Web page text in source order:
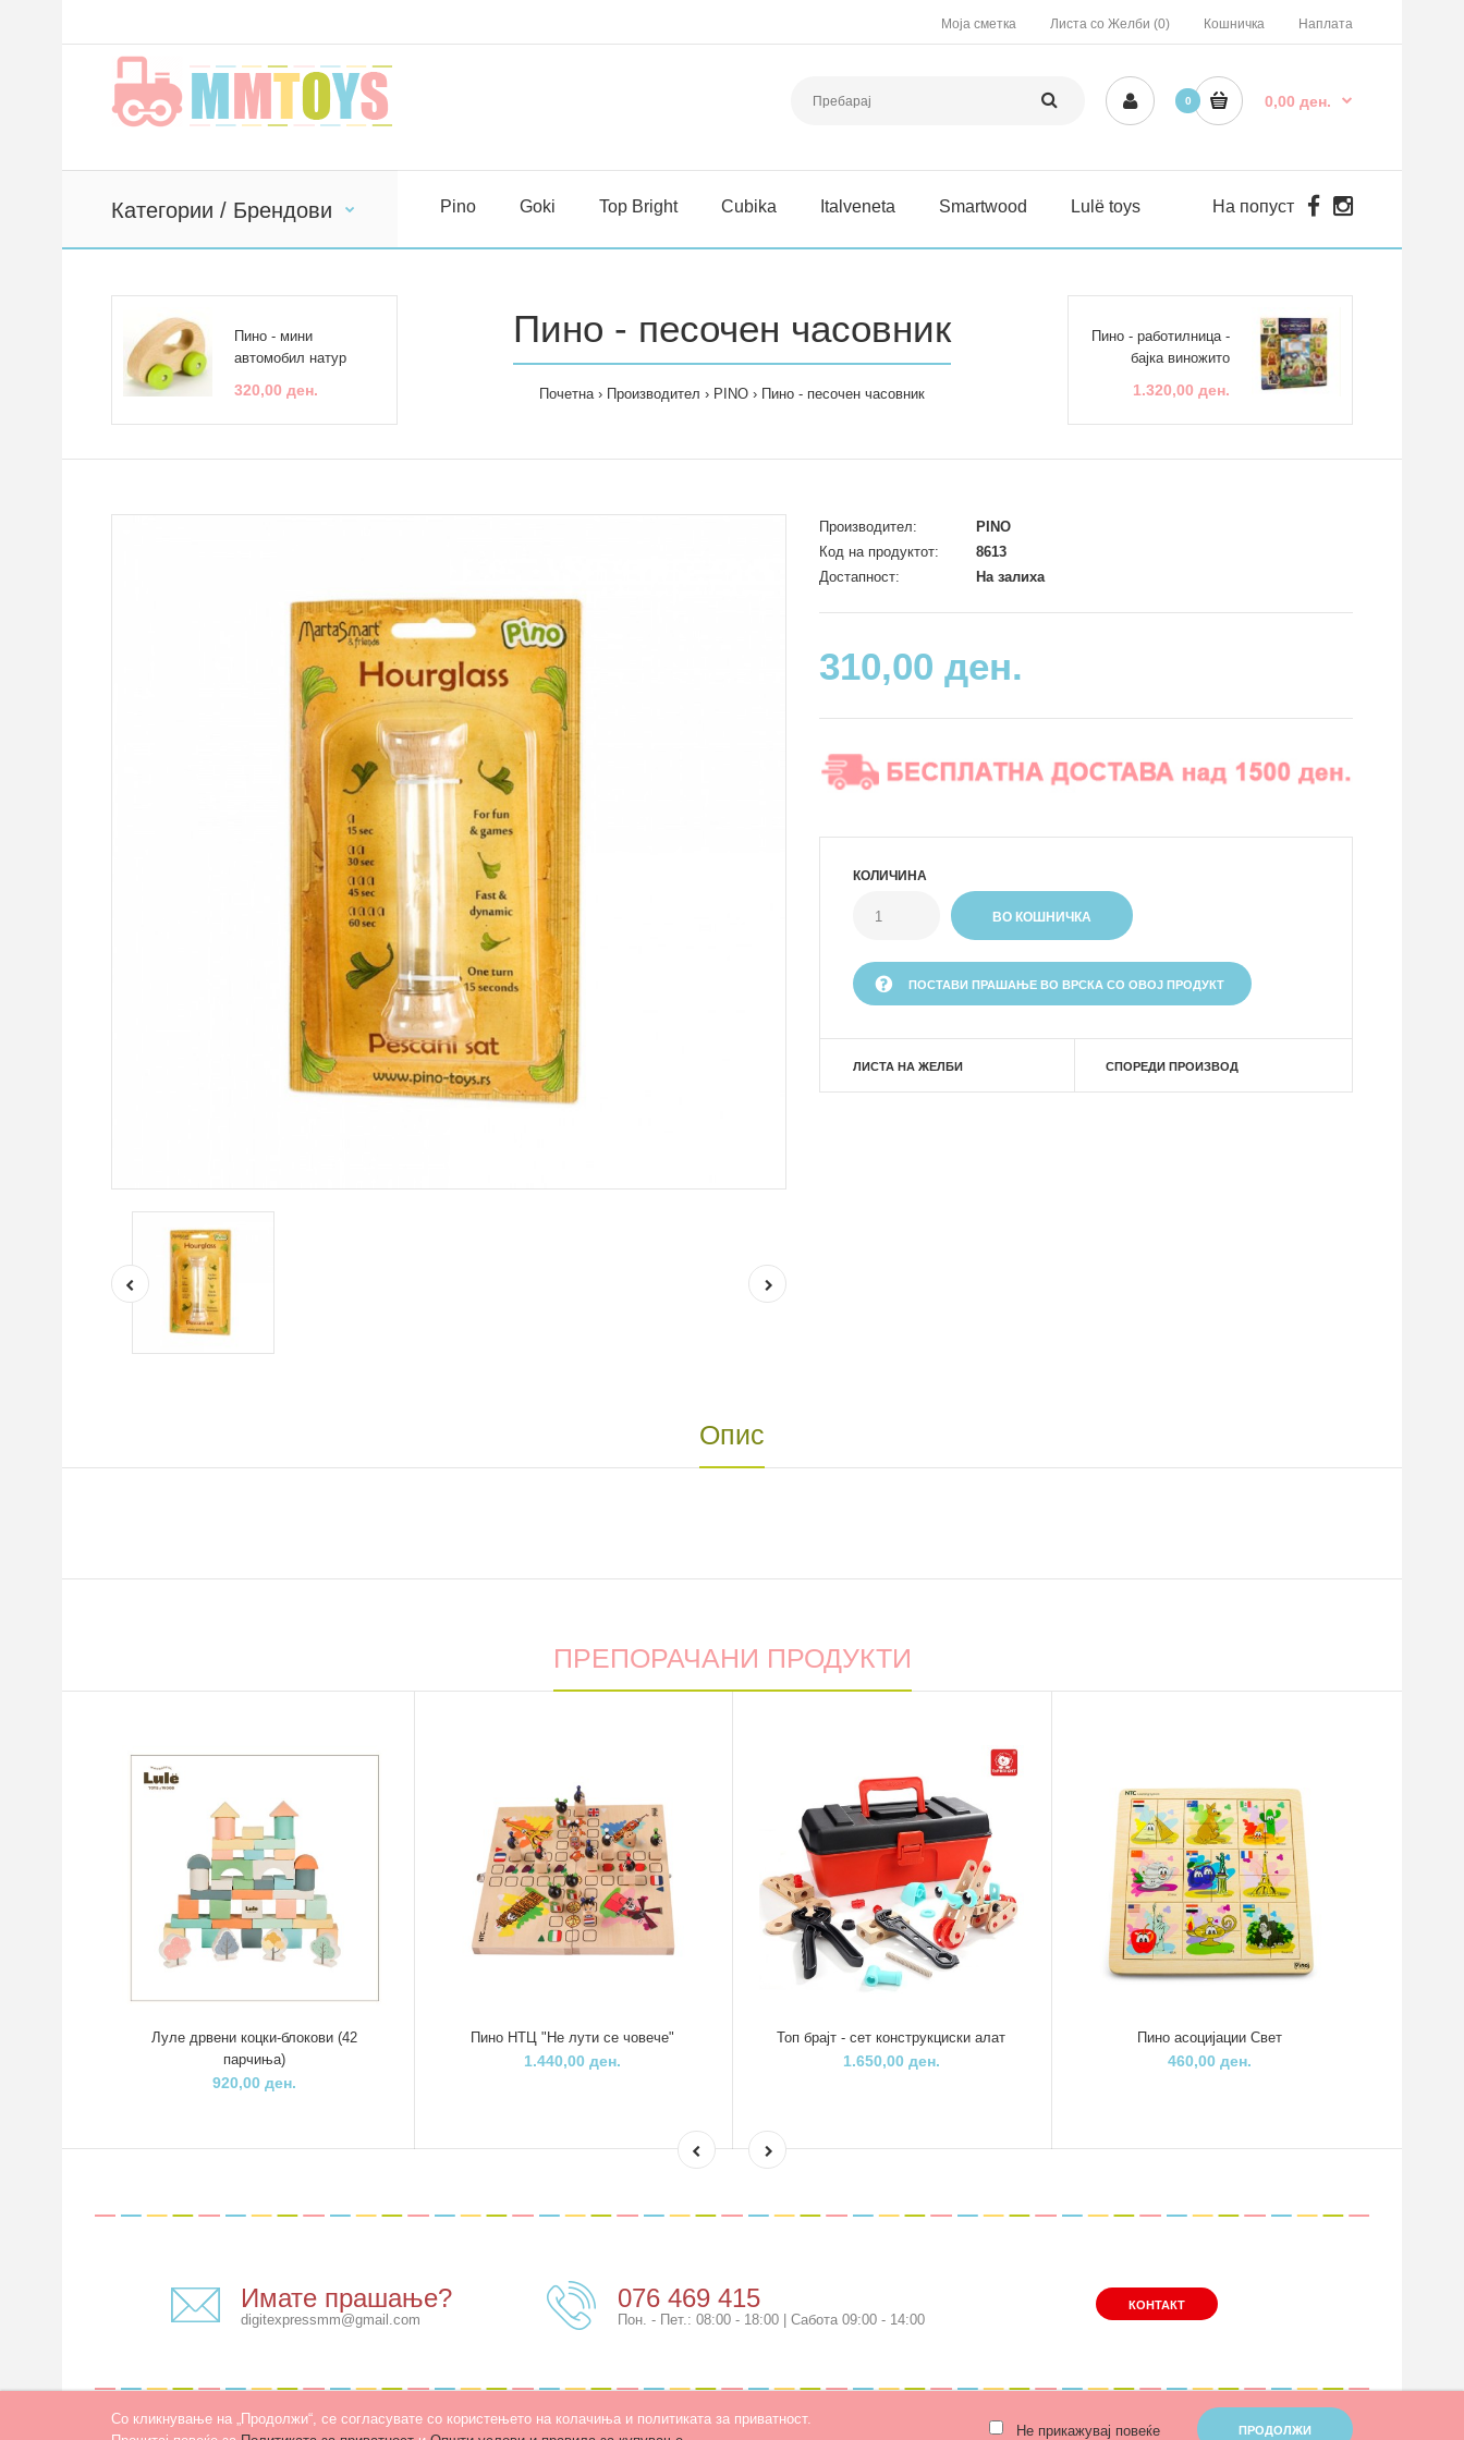
Со кликнување на „Продолжи“, се согласувате со користењето на колачиња и политиката за приватност.
Не прикажувај повеќе ПРОДОЛЖИ
Моја сметка Листа со Желби (0) Кошничка Наплата
0 0,00 ден.
Категории / Брендови Pino Goki Top Bright Cubika Italveneta Smartwood Lulë toys На попуст
Пино - мини
автомобил натур
320,00 ден.
Пино - песочен часовник
Почетна Производител PINO Пино - песочен часовник
Пино - работилница -
бајка виножито
1.320,00 ден.
Производител:
PINO
Код на продуктот:
8613
Достапност:
На залиха
310,00 ден.
КОЛИЧИНА
ПОСТАВИ ПРАШАЊЕ ВО ВРСКА СО ОВОЈ ПРОДУКТ
ЛИСТА НА ЖЕЛБИ СПОРЕДИ ПРОИЗВОД
Опис
ПРЕПОРАЧАНИ ПРОДУКТИ
Луле дрвени коцки-блокови (42
парчиња)
920,00 ден.
Пино НТЦ "Не лути се човече"
1.440,00 ден.
Топ брајт - сет конструкциски алат
1.650,00 ден.
Пино асоцијации Свет
460,00 ден.
Имате прашање?
digitexpressmm@gmail.com
076 469 415
Пон. - Пет.: 08:00 - 18:00 | Сабота 09:00 - 14:00
КОНТАКТ
Developed by PROCESS IN . Hosted by INHOST